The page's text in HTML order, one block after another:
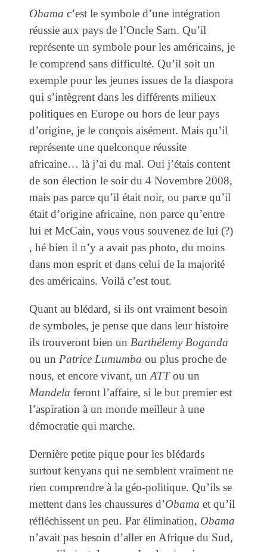
Obama c’est le symbole d’une intégration
réussie aux pays de l’Oncle Sam. Qu’il
représente un symbole pour les américains, je
le comprend sans difficulté. Qu’il soit un
exemple pour les jeunes issues de la diaspora
qui s’intègrent dans les différents milieux
politiques en Europe ou hors de leur pays
d’origine, je le conçois aisément. Mais qu’il
représente une quelconque réussite
africaine… là j’ai du mal. Oui j’étais content
de son élection le soir du 4 Novembre 2008,
mais pas parce qu’il était noir, ou parce qu’il
était d’origine africaine, non parce qu’entre
lui et McCain, vous vous souvenez de lui (?)
, hé bien il n’y a avait pas photo, du moins
dans mon esprit et dans celui de la majorité
des américains. Voilà c’est tout.
Quant au blédard, si ils ont vraiment besoin
de symboles, je pense que dans leur histoire
ils trouveront bien un Barthélemy Boganda
ou un Patrice Lumumba ou plus proche de
nous, et encore vivant, un ATTou un
Mandela feront l’affaire, si le but premier est
l’aspiration à un monde meilleur à une
démocratie qui marche.
Dernière petite pique pour les blédards
surtout kenyans qui ne semblent vraiment ne
rien comprendre à la géo-politique. Qu’ils se
mettent dans les chaussures d’Obama et qu’il
réfléchissent un peu. Par élimination, Obama
n’avait pas besoin d’aller en Afrique du Sud,